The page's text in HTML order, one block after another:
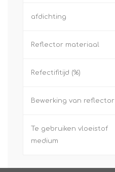
afdichting
Reflector materiaal
Refectifitijd (%)
Bewerking van reflector
Te gebruiken vloeistof
medium